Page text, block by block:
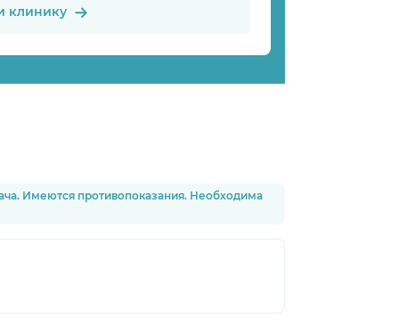
клинику
Имеются противопоказания. Необходима